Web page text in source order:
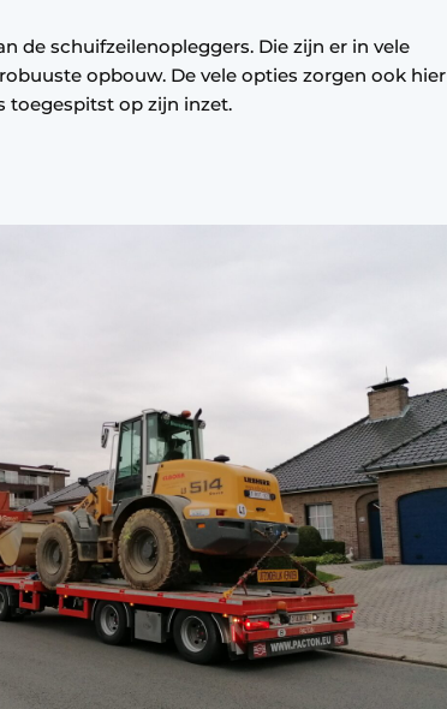
de schuifzeilenopleggers. Die zijn er in vele
opbouw. De vele opties zorgen ook hier
toegespitst op zijn inzet.